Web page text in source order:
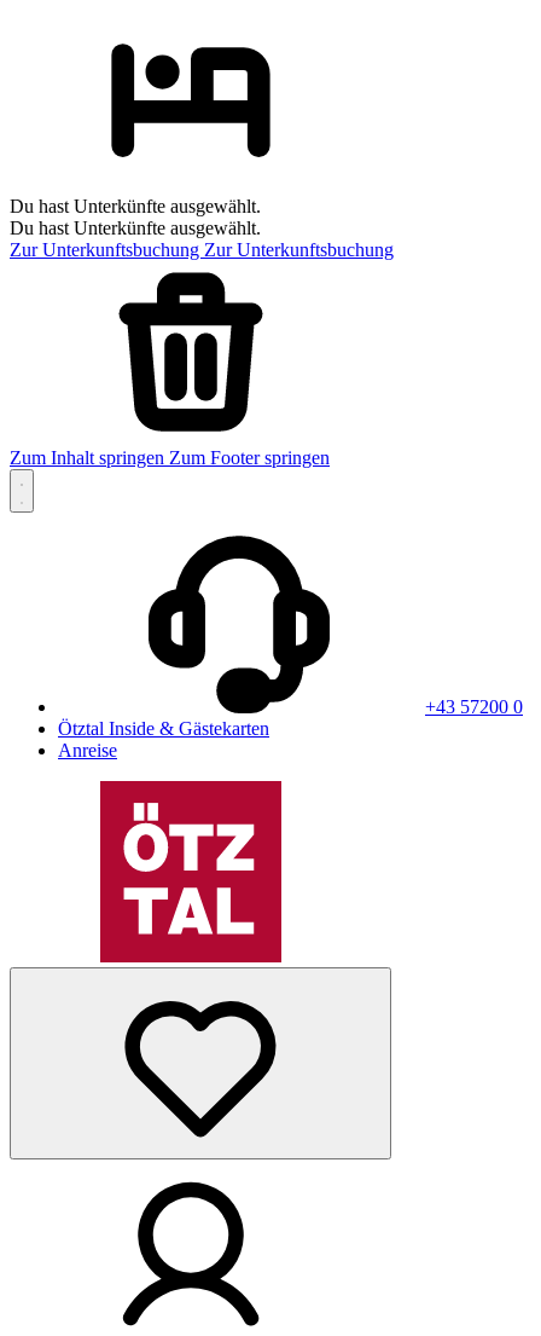
Du hast Unterkünfte ausgewählt.
Du hast Unterkünfte ausgewählt.
Zur Unterkunftsbuchung Zur Unterkunftsbuchung
Zum Inhalt springen Zum Footer springen
+43 57200 0
Ötztal Inside & Gästekarten
Anreise